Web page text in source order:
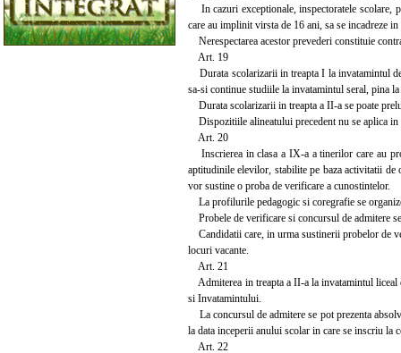
In cazuri exceptionale, inspectoratele scolare,
care au implinit virsta de 16 ani, sa se incadreze
Nerespectarea acestor prevederi constituie
Art. 19
Durata scolarizarii in treapta I la invatamintul
sa-si continue studiile la invatamintul seral, pina
Durata scolarizarii in treapta a II-a se poate
Dispozitiile alineatului precedent nu se aplica
Art. 20
Inscrierea in clasa a IX-a a tinerilor care au
aptitudinile elevilor, stabilite pe baza activitatii de
vor sustine o proba de verificare a cunostintelor.
La profilurile pedagogic si coregrafie se
Probele de verificare si concursul de admitere
Candidatii care, in urma sustinerii probelor de
locuri vacante.
Art. 21
Admiterea in treapta a II-a la invatamintul liceal
si Invatamintului.
La concursul de admitere se pot prezenta
la data inceperii anului scolar in care se inscriu la
Art. 22